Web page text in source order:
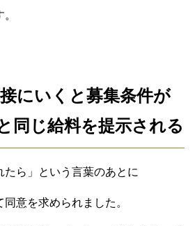
にいくと募集条件が
同じ給料を提示される
たら」という言葉のあとに
意を求められました。